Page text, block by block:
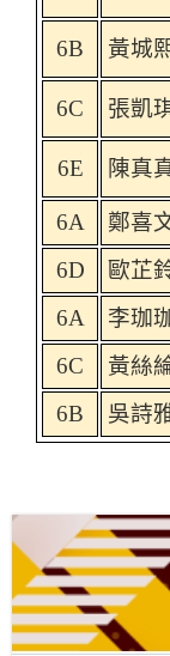
6B 黃城
6C 張凱
6E 陳真
6A 鄭喜
6D
歐芷
6A
李珈
6C
黃絲
6B
吳詩